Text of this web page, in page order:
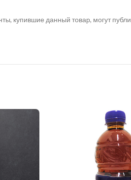
купившие данный товар, могут